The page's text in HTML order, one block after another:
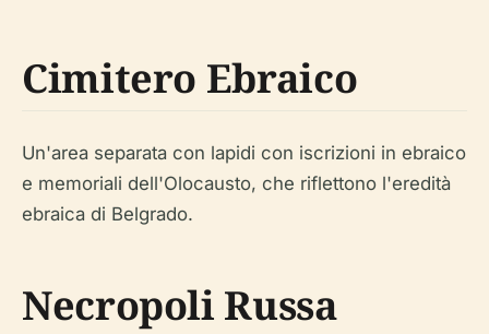
Cimitero Ebraico
Un'area separata con lapidi con iscrizioni in ebraico
e memoriali dell'Olocausto, che riflettono l'eredità
ebraica di Belgrado.
Necropoli Russa